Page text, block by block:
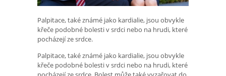
Palpitace, také známé jako kardialie, jsou obvykle
křeče podobné bolesti v srdci nebo na hrudi, které
pocházejí ze srdce.
Palpitace, také známé jako kardialie, jsou obvykle
křeče podobné bolesti v srdci nebo na hrudi, které